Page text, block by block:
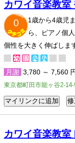
カワイ音楽教室
0
1歳から4歳児
ら、ピアノ個
個性を大きく伸ばしま
月謝 3,780 ～ 7,560
東京都町田市能ヶ谷2-
カワイ音楽教室